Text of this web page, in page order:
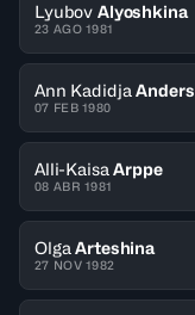
Lyubov Alyoshkina
23 AGO 1981
Ann Kadidja
07 FEB 1980
Alli-Kaisa Arppe
08 ABR 1981
Olga Arteshina
27 NOV 1982